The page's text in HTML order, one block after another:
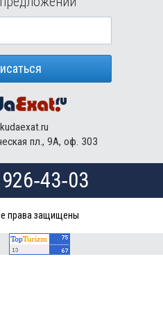
Республика
пл., 9А, оф. 303
права защищены